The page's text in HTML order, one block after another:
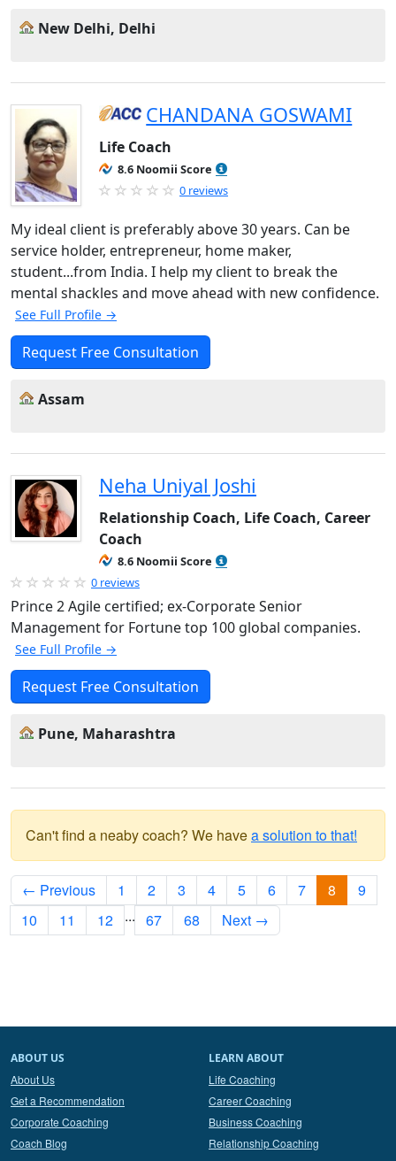
New Delhi, Delhi
CHANDANA GOSWAMI
Life Coach
8.6 Noomii Score
0 reviews
My ideal client is preferably above 30 years. Can be
service holder, entrepreneur, home maker,
student...from India. I help my client to break the
mental shackles and move ahead with new confidence.
See Full Profile →
Request Free Consultation
Assam
Neha Uniyal Joshi
Relationship Coach, Life Coach, Career
Coach
8.6 Noomii Score
0 reviews
Prince 2 Agile certified; ex-Corporate Senior
Management for Fortune top 100 global companies.
See Full Profile →
Request Free Consultation
Pune, Maharashtra
Can't find a neaby coach? We havea solution to that!
← Previous 1 2 3 4 5 6 7 8
9
10
11 12 ... 67 68 Next →
ABOUT US
About Us
Get a Recommendation
Corporate Coaching
Coach Blog
LEARN ABOUT
Life Coaching
Career Coaching
Business Coaching
Relationship Coaching